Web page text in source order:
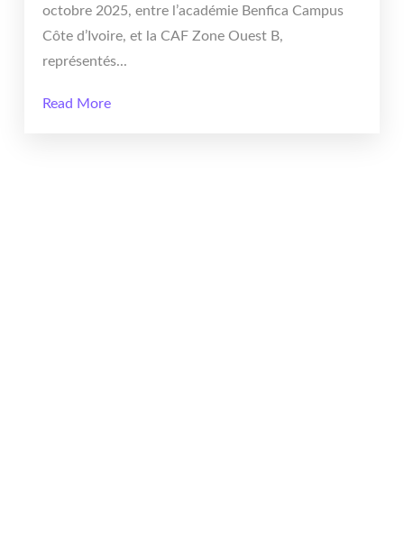
octobre 2025, entre l’académie Benfica Campus
Côte d’Ivoire, et la CAF Zone Ouest B,
représentés...
Read More